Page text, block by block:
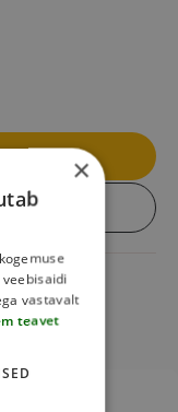
×
vastavalt
teavet